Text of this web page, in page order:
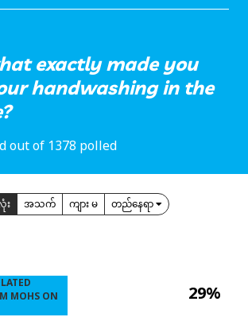
exactly made you
handwashing in the
out of 1378 polled
း အသက် ကျား မ တည်နေရာ
29%
MOHS ON